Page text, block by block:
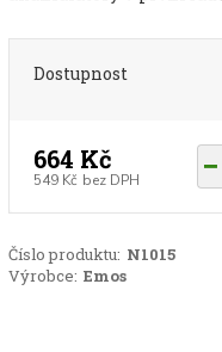
Dostupnost
664 Kč
549 Kč bez DPH
Číslo produktu: N1015
Výrobce: Emos